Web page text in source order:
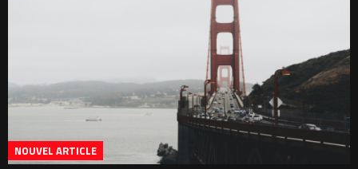
NOUVEL ARTICLE